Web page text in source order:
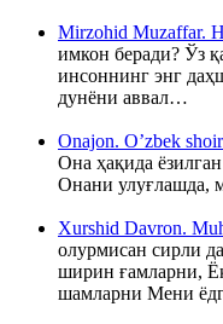
Mirzohid Muzaffar.
имкон беради? Ўз
инсоннинг энг
дунёни аввал…
Onajon. O’zbek
Она ҳақида
Онани улуғлашда,
Xurshid Davron.
олурмисан сирли
ширин ғамларни,
шамларни Мени